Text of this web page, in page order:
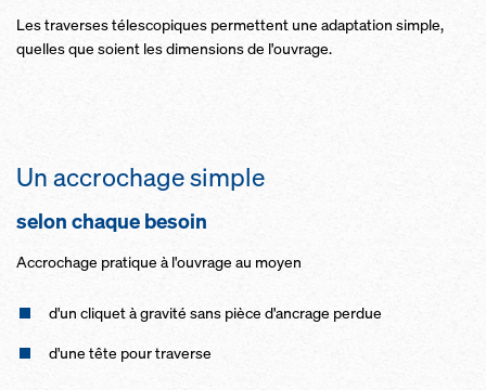
Les tra­verses té­l­e­s­co­piques per­mettent une adap­ta­tion simple,
quelles que soient les di­men­sions de l'ou­v­rage.
Un ac­c­ro­c­hage simple
se­lon chaque be­soin
Ac­c­ro­c­hage pra­tique à l'ou­v­rage au moyen
d'un cliquet à gra­vi­té sans pièce d'an­c­rage per­due
d'une tête pour tra­verse